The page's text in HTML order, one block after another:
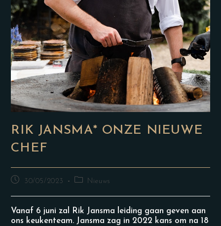
RIK JANSMA* ONZE NIEUWE
CHEF
30/05/2023 Nieuws
Vanaf 6 juni zal Rik Jansma leiding gaan geven aan
ons keukenteam. Jansma zag in 2022 kans om na 18